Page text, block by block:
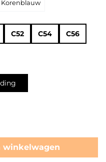
Korenblauw
C52 C54 C56
winkelwagen